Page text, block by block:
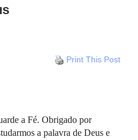
Print This Post
a Fé. Obrigado por
a palavra de Deus e